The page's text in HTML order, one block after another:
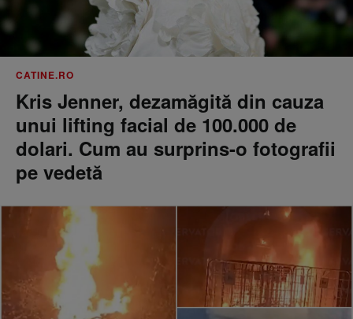
CATINE.RO
Kris Jenner, dezamăgită din cauza
unui lifting facial de 100.000 de
dolari. Cum au surprins-o fotografii
pe vedetă